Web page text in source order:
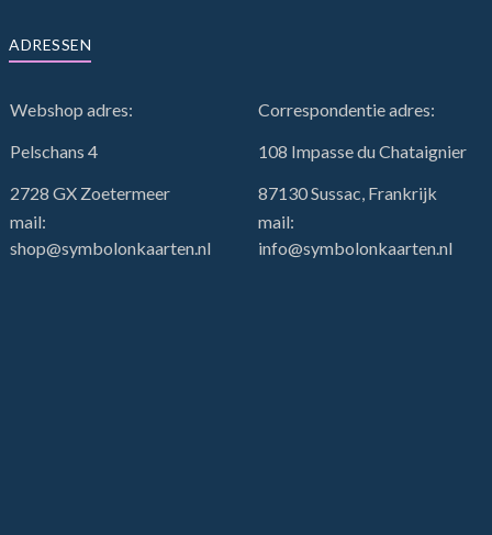
ADRESSEN
Webshop adres:
Correspondentie adres:
Pelschans 4
108 Impasse du Chataignier
2728 GX Zoetermeer
87130 Sussac, Frankrijk
mail:
shop@symbolonkaarten.nl
mail:
info@symbolonkaarten.nl